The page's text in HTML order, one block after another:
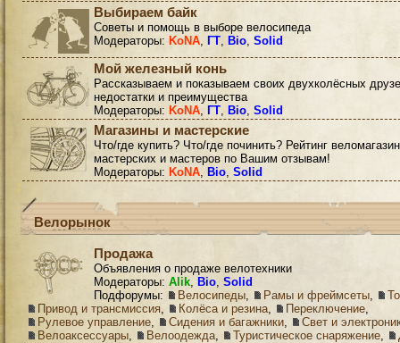
Выбираем байк
Советы и помощь в выборе велосипеда
Модераторы: KoNA, ГТ, Bio, Solid
Мой железный конь
Рассказываем и показываем своих двухколёсных
недостатки и преимущества
Модераторы: KoNA, ГТ, Bio, Solid
Магазины и мастерские
Что/где купить? Что/где починить? Рейтинг
мастерских и мастеров по Вашим отзывам!
Модераторы: KoNA, Bio, Solid
Велорынок
Продажа
Объявления о продаже велотехники
Модераторы: Alik, Bio, Solid
Подфорумы:
Велосипеды, Рамы и фреймсеты,
Привод и трансмиссия, Колёса и резина, Переключение,
Рулевое управление, Сидения и багажники,
Свет и
Велоаксессуары, Велоодежда, Туристическое снаряжение,